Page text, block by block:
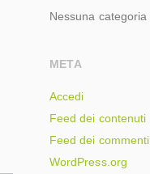
Nessuna categoria
META
Accedi
Feed dei contenuti
Feed dei commenti
WordPress.org